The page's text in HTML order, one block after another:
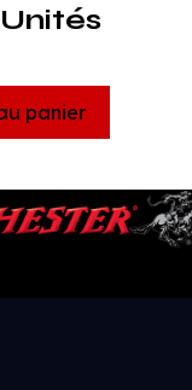
Unités
panier